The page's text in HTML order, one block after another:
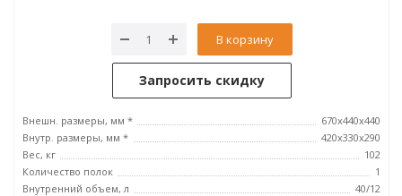
В корзину
Запросить скидку
Внешн. размеры, мм *
670x440x440
Внутр. размеры, мм *
420х330х290
Вес, кг
102
Количество полок
1
Внутренний объем, л
40/12